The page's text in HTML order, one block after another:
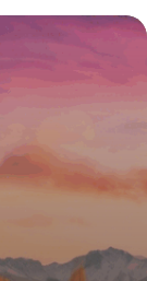
héritage